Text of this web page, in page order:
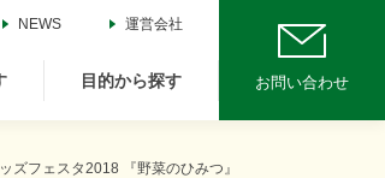
NEWS 運営会社
目的から探す お問い合わせ
フェスタ2018 『野菜のひみつ』